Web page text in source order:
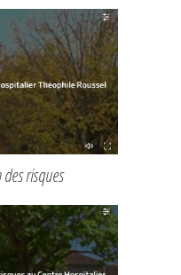
risques